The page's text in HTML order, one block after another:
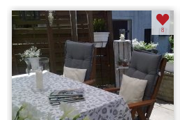
8